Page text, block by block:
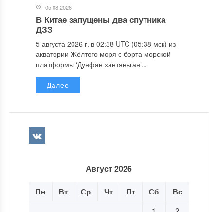
05.08.2026
В Китае запущены два спутника
ДЗЗ
5 августа 2026 г. в 02:38 UTC (05:38 мск) из
акватории Жёлтого моря с борта морской
платформы ‘Дунфан хантяньган’...
Далее
Август 2026
Пн Вт Ср Чт Пт Сб Вс